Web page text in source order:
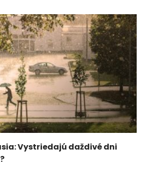
Vystriedajú daždivé dni